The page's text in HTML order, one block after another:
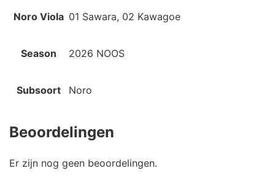
Noro Viola 01 Sawara, 02 Kawagoe
Season 2026 NOOS
Subsoort Noro
Beoordelingen
Er zijn nog geen beoordelingen.